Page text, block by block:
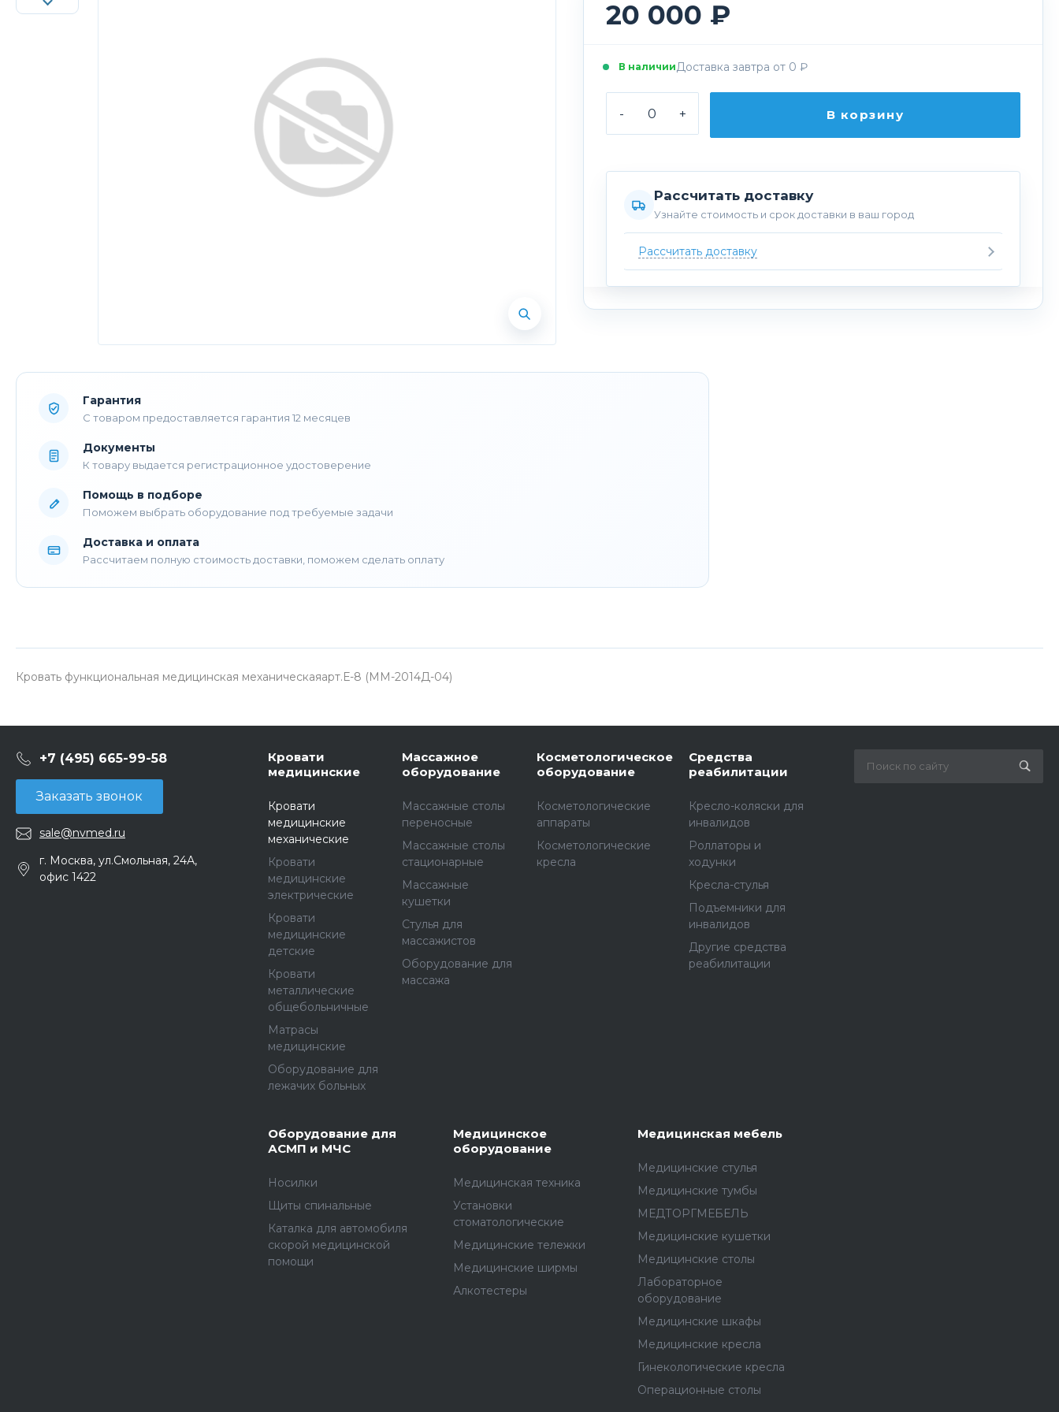
20 000 ₽
В наличииДоставка завтра от 0 ₽
- + В корзину
Рассчитать доставку
Узнайте стоимость и срок доставки в ваш город
Рассчитать доставку
Гарантия
С товаром предоставляется гарантия 12 месяцев
Документы
К товару выдается регистрационное удостоверение
Помощь в подборе
Поможем выбрать оборудование под требуемые задачи
Доставка и оплата
Рассчитаем полную стоимость доставки, поможем сделать оплату
Кровать функциональная медицинская механическаяарт.Е-8 (ММ-2014Д-04)
+7 (495) 665-99-58
Заказать звонок
sale@nvmed.ru
г. Москва, ул.Смольная, 24А,
офис 1422
Кровати
медицинские
Кровати
медицинские
механические
Кровати
медицинские
электрические
Кровати
медицинские
детские
Кровати
металлические
общебольничные
Матрасы
медицинские
Оборудование для
лежачих больных
Массажное
оборудование
Массажные столы
переносные
Массажные столы
стационарные
Массажные
кушетки
Стулья для
массажистов
Оборудование для
массажа
Косметологическое
оборудование
Косметологические
аппараты
Косметологические
кресла
Средства
реабилитации
Кресло-коляски для
инвалидов
Роллаторы и
ходунки
Кресла-стулья
Подъемники для
инвалидов
Другие средства
реабилитации
Оборудование для
АСМП и МЧС
Носилки
Щиты спинальные
Каталка для автомобиля
скорой медицинской
помощи
Медицинское
оборудование
Медицинская техника
Установки
стоматологические
Медицинские тележки
Медицинские ширмы
Алкотестеры
Медицинская мебель
Медицинские стулья
Медицинские тумбы
МЕДТОРГМЕБЕЛЬ
Медицинские кушетки
Медицинские столы
Лабораторное
оборудование
Медицинские шкафы
Медицинские кресла
Гинекологические кресла
Операционные столы